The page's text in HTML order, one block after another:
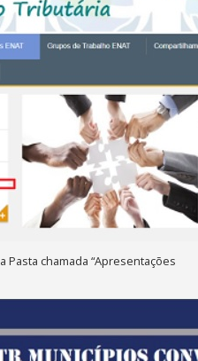
Pasta chamada “Apresentações